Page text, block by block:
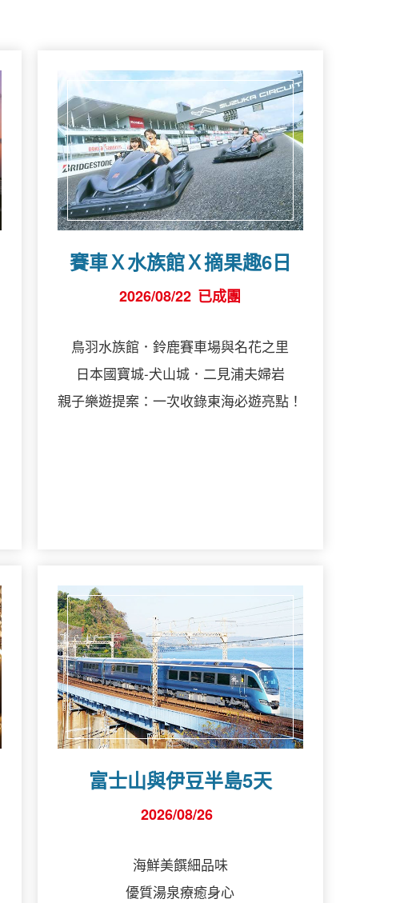
賽車Ｘ水族館Ｘ摘果趣6日
2026/08/22 已成團
鳥羽水族館．鈴鹿賽車場與名花之里
日本國寶城-犬山城．二見浦夫婦岩
親子樂遊提案：一次收錄東海必遊亮點！
富士山與伊豆半島5天
2026/08/26
海鮮美饌細品味
優質湯泉療癒身心